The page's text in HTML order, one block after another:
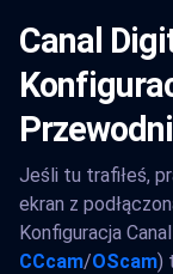
Canal
Jeśli tu trafiłeś,
ekran z
Konfiguracja
CCcam/OScam)